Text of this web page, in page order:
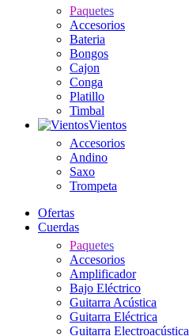
Paquetes
Accesorios
Bateria
Bongos
Cajon
Conga
Platillo
Timbal
Vientos
Accesorios
Andino
Saxo
Trompeta
Ofertas
Cuerdas
Paquetes
Accesorios
Amplificador
Bajo Eléctrico
Guitarra Acústica
Guitarra Eléctrica
Guitarra Electroacústica